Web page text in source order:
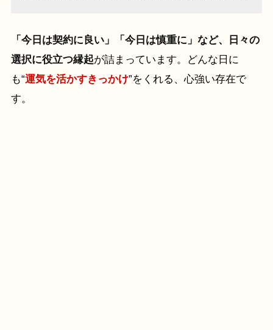
「今日は契約に良い」「今日は慎重に」など、日々の
選択に役立つ縁起が詰まっています。どんな日に
も“運気を活かすきっかけ”をくれる、心強い存在で
す。